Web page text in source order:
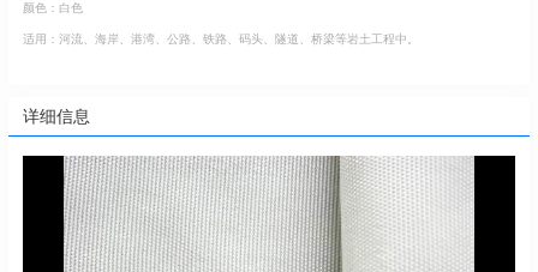
颜色：白色
适用：河流、海岸、港湾、公路、铁路、码头、隧道、桥梁等岩土工程中。
详细信息